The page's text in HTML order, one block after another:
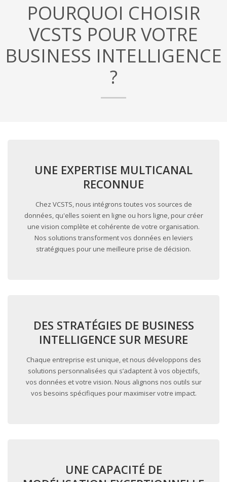
POURQUOI CHOISIR
VCSTS POUR VOTRE
BUSINESS INTELLIGENCE
?
UNE EXPERTISE MULTICANAL
RECONNUE
Chez VCSTS, nous intégrons toutes vos sources de
données, qu'elles soient en ligne ou hors ligne, pour créer
une vision complète et cohérente de votre organisation.
Nos solutions transforment vos données en leviers
stratégiques pour une meilleure prise de décision.
DES STRATÉGIES DE BUSINESS
INTELLIGENCE SUR MESURE
Chaque entreprise est unique, et nous développons des
solutions personnalisées qui s’adaptent à vos objectifs,
vos données et votre vision. Nous alignons nos outils sur
vos besoins spécifiques pour maximiser votre impact.
UNE CAPACITÉ DE